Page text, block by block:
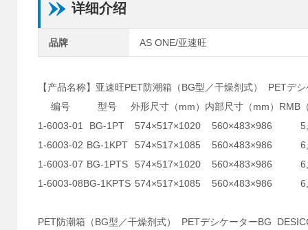
详细介绍
品牌 AS ONE/亚速旺
【产品名称】亚速旺PET防潮箱（BG型／干燥剂式） PETデ
编号
型号 外形尺寸（mm） 内部尺寸（mm） RMB
1-6003-01
BG-1PT 574×517×1020 560×483×986
1-6003-02 BG-1KPT 574×517×1085 560×483×986
1-6003-07 BG-1PTS 574×517×1020 560×483×986
1-6003-08BG-1KPTS 574×517×1085 560×483×986
PET防潮箱（BG型／干燥剂式） PETデシケーターBG